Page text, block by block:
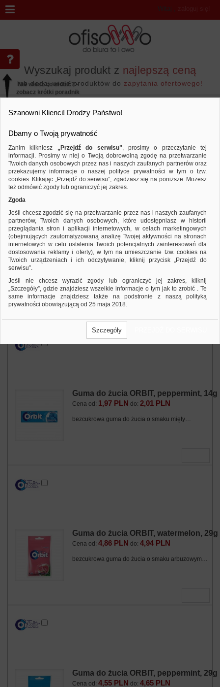
Wyszukaj produkt z najlepszą ceną
lub dodaj wiele produktów do zapytania ofertowego!
Witaj ,
Marka ORBIT
Porównaj Sortuj według
Guma do żucia ORBIT, jabłko, 14g
Cena od:2,17 PLN do:2,22 PLN
bezcukrowa guma do żucia o smaku jabłkowym…
Guma do żucia ORBIT, peppermint, 14g
Cena od: 1,97 PLN do: 2,01 PLN
bezcukrowa guma do żucia o smaku mięty…
Guma do żucia ORBIT, watermelon, 29g
Cena od: 4,86 PLN do: 4,94 PLN
bezcukrowa guma do żucia o smaku arbuzowym…
Guma do żucia ORBIT, peppermint, 29g
Cena od: 4,55 PLN do: 4,65 PLN
Nie wiesz co zrobić? -
zobacz krótki poradnik
Szanowni Klienci! Drodzy Państwo!
Dbamy o Twoją prywatność
Zanim klikniesz „Przejdź do serwisu”, prosimy o przeczytanie tej
informacji. Prosimy w niej o Twoją dobrowolną zgodę na przetwarzanie
Twoich danych osobowych przez nas i naszych zaufanych partnerów oraz
przekazujemy informacje o naszej polityce prywatności w tym o tzw.
cookies. Klikając „Przejdź do serwisu”, zgadzasz się na poniższe. Możesz
też odmówić zgody lub ograniczyć jej zakres.
Zgoda
Jeśli chcesz zgodzić się na przetwarzanie przez nas i naszych zaufanych
partnerów, Twoich danych osobowych, które udostępniasz w historii
przeglądania stron i aplikacji internetowych, w celach marketingowych
(obejmujących zautomatyzowaną analizę Twojej aktywności na stronach
internetowych w celu ustalenia Twoich potencjalnych zainteresowań dla
dostosowania reklamy i oferty), w tym na umieszczanie tzw. cookies na
Twoich urządzeniach i ich odczytywanie, kliknij przycisk „Przejdź do
serwisu”.
Jeśli nie chcesz wyrazić zgody lub ograniczyć jej zakres, kliknij
„Szczegóły”, gdzie znajdziesz wszelkie informacje o tym jak to zrobić . Te
same informacje znajdziesz także na podstronie z naszą polityką
prywatności obowiązującą od 25 maja 2018.
Państwa zgoda jest dobrowolna i można ją w dowolnym momencie
Polityka prywatności (rozwiń)
Szczegóły